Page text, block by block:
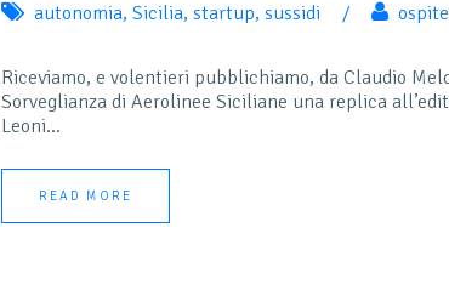
autonomia, Sicilia, startup, sussidi /
Riceviamo, e volentieri pubblichiamo, da Claudio
Sorveglianza di Aerolinee Siciliane una replica
Leoni...
READ MORE